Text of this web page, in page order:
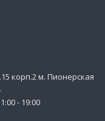
корп.2 м. Пионерская
- 19:00